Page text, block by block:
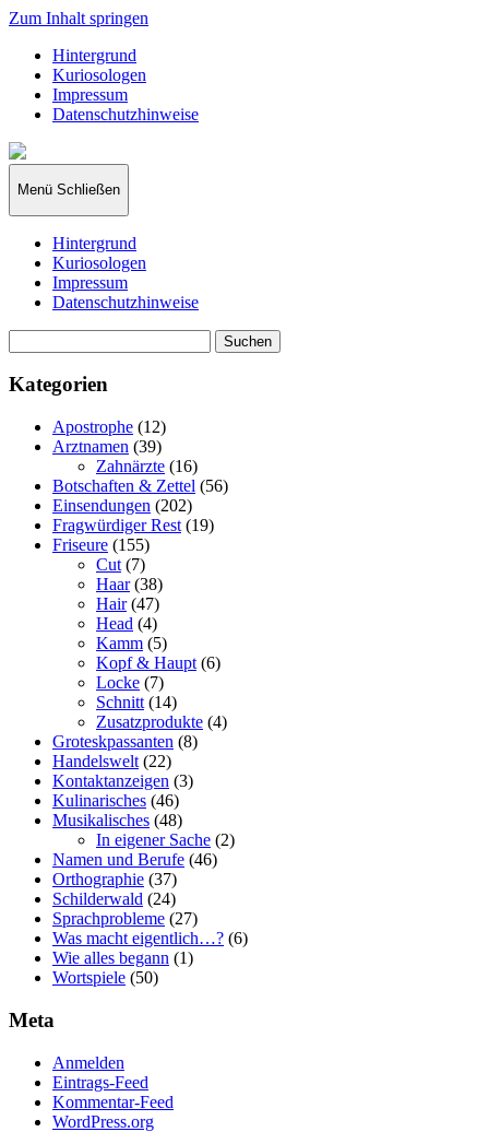
Zum Inhalt springen
Hintergrund
Kuriosologen
Impressum
Datenschutzhinweise
kuriosologie.de
Menü Schließen
Hintergrund
Kuriosologen
Impressum
Datenschutzhinweise
nach:
Kategorien
Apostrophe (12)
Arztnamen (39)
Zahnärzte (16)
Botschaften & Zettel (56)
Einsendungen (202)
Fragwürdiger Rest (19)
Friseure (155)
Cut (7)
Haar(38)
Hair(47)
Head (4)
Kamm (5)
Kopf & Haupt (6)
Locke (7)
Schnitt (14)
Zusatzprodukte (4)
Groteskpassanten (8)
Handelswelt (22)
Kontaktanzeigen (3)
Kulinarisches (46)
Musikalisches (48)
In eigener Sache (2)
Namen und Berufe (46)
Orthographie (37)
Schilderwald (24)
Sprachprobleme (27)
Was macht eigentlich…? (6)
Wie alles begann (1)
Wortspiele (50)
Meta
Anmelden
Eintrags-Feed
Kommentar-Feed
WordPress.org